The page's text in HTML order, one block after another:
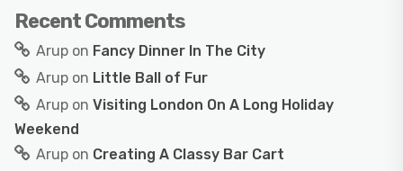
Recent Comments
Arup on Fancy Dinner In The City
Arup on Little Ball of Fur
Arup on Visiting London On A Long Holiday
Weekend
Arup on Creating A Classy Bar Cart